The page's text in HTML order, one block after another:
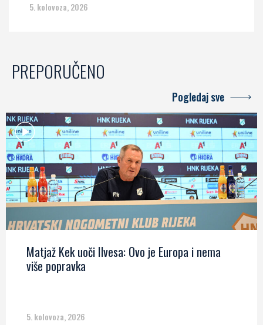
5. kolovoza, 2026
PREPORUČENO
Pogledaj sve
Matjaž Kek uoči Ilvesa: Ovo je Europa i nema
više popravka
5. kolovoza, 2026